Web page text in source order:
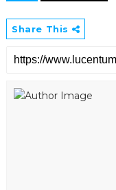
Share This